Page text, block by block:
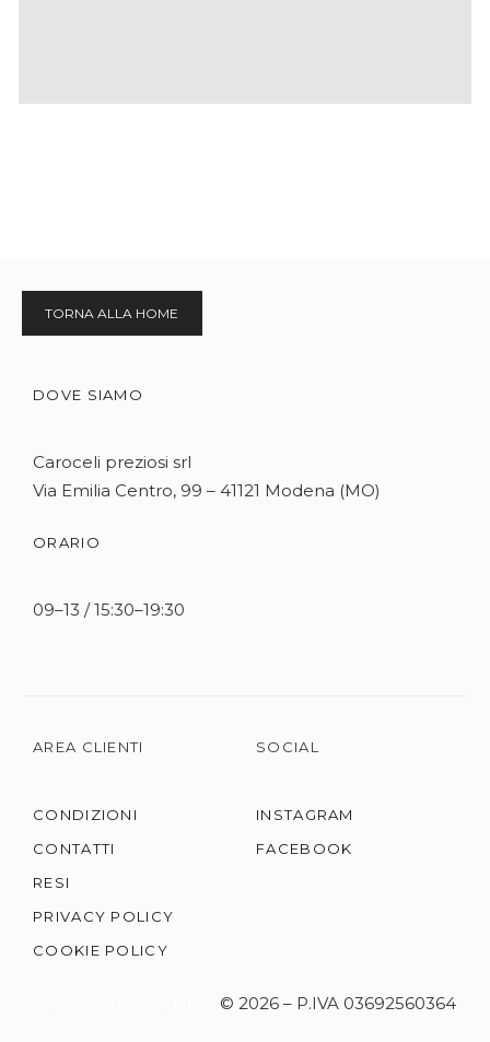
TORNA ALLA HOME
DOVE SIAMO
Caroceli preziosi srl
Via Emilia Centro, 99 – 41121 Modena (MO)
ORARIO
09–13 / 15:30–19:30
AREA CLIENTI
CONDIZIONI
CONTATTI
RESI
PRIVACY POLICY
COOKIE POLICY
SOCIAL
INSTAGRAM
FACEBOOK
© 2026 – P.IVA 03692560364